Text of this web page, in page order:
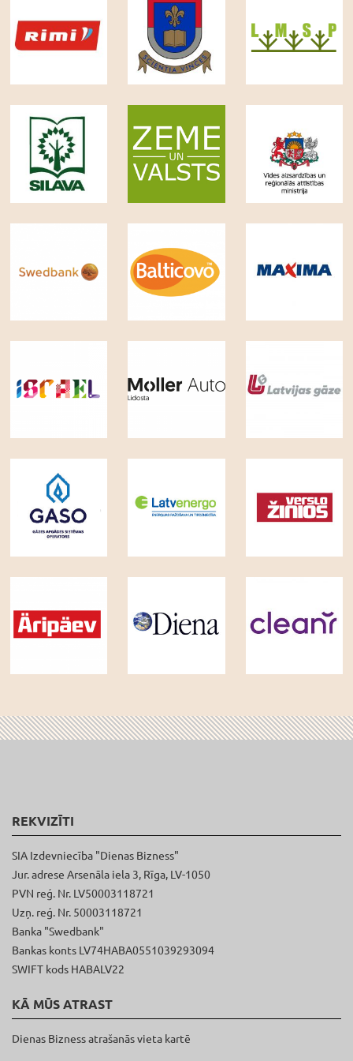
REKVIZĪTI
SIA Izdevniecība "Dienas Bizness"
Jur. adrese Arsenāla iela 3, Rīga, LV-1050
PVN reģ. Nr. LV50003118721
Uzņ. reģ. Nr. 50003118721
Banka "Swedbank"
Bankas konts LV74HABA0551039293094
SWIFT kods HABALV22
KĀ MŪS ATRAST
Dienas Bizness atrašanās vieta kartē